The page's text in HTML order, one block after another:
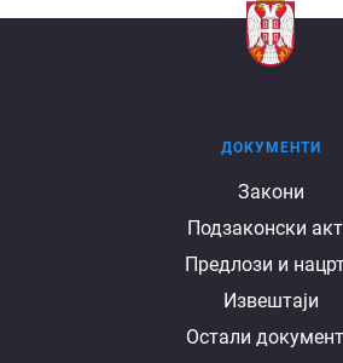
ДОКУМЕНТИ
Закони
Подзаконски
Предлози и
Извештаји
Остали